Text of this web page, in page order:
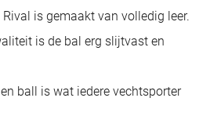
is gemaakt van volledig leer.
is de bal erg slijtvast en
ball is wat iedere vechtsporter